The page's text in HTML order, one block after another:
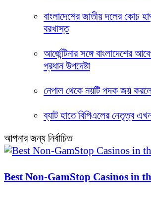
বাংলাদেশের জাতীয় দলের কোচ
বরখাস্ত
আর্জেন্টিনার সঙ্গে বাংলাদেশের
প্রধান উপদেষ্টা
নেপাল থেকে নয়টি পদক জয়
ব্যাট হাতে বিপিএলের নেতৃত্ব
আপনার জন্য নির্বাচিত
Best Non-GamStop Casinos in